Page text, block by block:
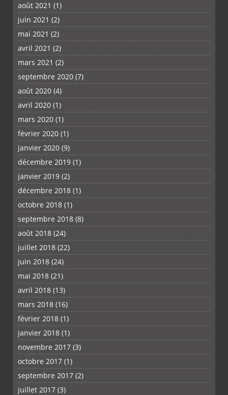
août 2021 (1)
juin 2021 (2)
mai 2021 (2)
avril 2021 (2)
mars 2021 (2)
septembre 2020 (7)
août 2020 (4)
avril 2020 (1)
mars 2020 (1)
février 2020 (1)
janvier 2020 (9)
décembre 2019 (1)
janvier 2019 (2)
décembre 2018 (1)
octobre 2018 (1)
septembre 2018 (8)
août 2018 (24)
juillet 2018 (22)
juin 2018 (24)
mai 2018 (21)
avril 2018 (13)
mars 2018 (16)
février 2018 (1)
janvier 2018 (1)
novembre 2017 (3)
octobre 2017 (1)
septembre 2017 (2)
juillet 2017 (3)